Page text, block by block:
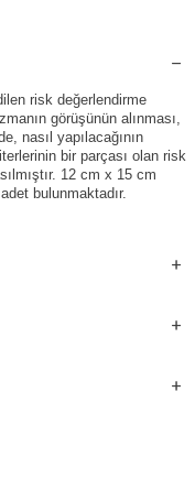
risk değerlendirme
görüşünün alınması,
nasıl yapılacağının
bir parçası olan risk
12 cm x 15 cm
bulunmaktadır.